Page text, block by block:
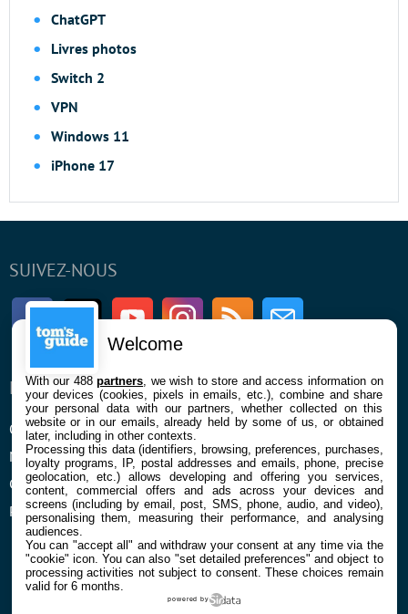
ChatGPT
Livres photos
Switch 2
VPN
Windows 11
iPhone 17
SUIVEZ-NOUS
FacebookTwitter Youtube InstagramRSS Newsletter
ENTREPRISE
Qui sommes nous
Mentions légales et CGU
Confidentialité et Cookies
Préférences cookies
À PROPOS
La rédaction
Contact
Welcome
With our 488partners , we wish to store and access information on
your devices (cookies, pixels in emails, etc.), combine and share
your personal data with our partners, whether collected on this
website or in our emails, already held by some of us, or obtained
later, including in other contexts.
Processing this data (identifiers, browsing, preferences, purchases,
loyalty programs, IP, postal addresses and emails, phone, precise
geolocation, etc.) allows developing and offering you services,
content, commercial offers and ads across your devices and
screens (including by email, post, SMS, phone, audio, and video),
personalising them, measuring their performance, and analysing
audiences.
You can "accept all" and withdraw your consent at any time via the
"cookie" icon. You can also "set detailed preferences" and object to
processing activities not subject to consent. These choices remain
valid for 6 months.
powered by